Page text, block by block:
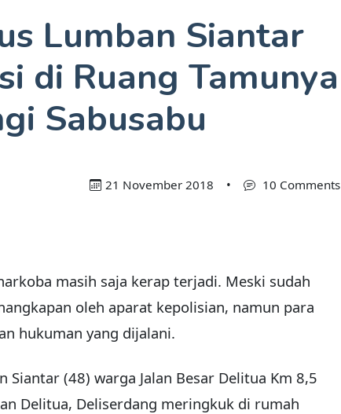
Lumban Siantar
di Ruang Tamunya
Sabusabu
21 November 2018 • 10 Comments
masih saja kerap terjadi. Meski sudah
oleh aparat kepolisian, namun para
hukuman yang dijalani.
Siantar (48) warga Jalan Besar Delitua Km 8,5
Delitua, Deliserdang meringkuk di rumah